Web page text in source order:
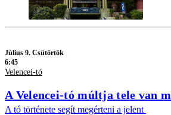
Július 9. Csütörtök
6:45
Velencei-tó
A Velencei-tó múltja tele van
A tó története segít megérteni a jelent